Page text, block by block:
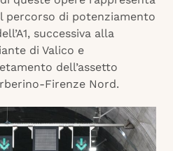
percorso di potenziamento
successiva alla
di Valico e
dell’assetto
Firenze Nord.